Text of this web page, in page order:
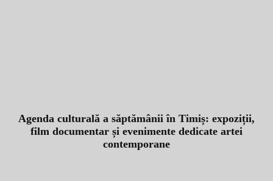
Agenda culturală a săptămânii în Timiș: expoziții,
film documentar și evenimente dedicate artei
contemporane